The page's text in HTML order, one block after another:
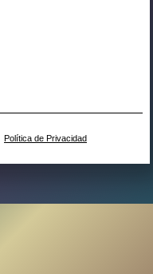
Política de Privacidad